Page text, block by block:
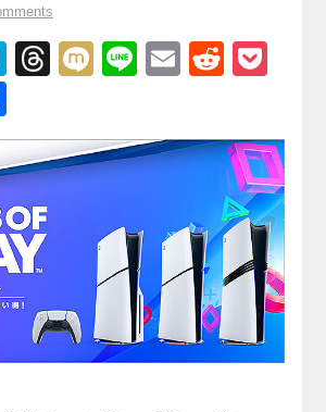
H
e
n
a
T
e
a
M
Li
e
E
ail
R
d
di
t
ck
et
有